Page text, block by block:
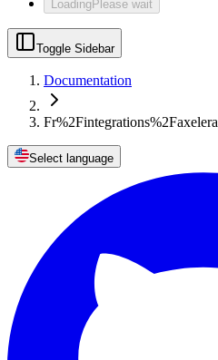
LoadingPlease wait
Toggle Sidebar
Documentation
Fr%2Fintegrations%2Faxelera
Select language